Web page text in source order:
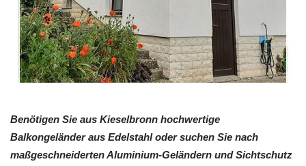
Benötigen Sie aus Kieselbronn hochwertige
Balkongeländer aus Edelstahl oder suchen Sie nach
maßgeschneiderten Aluminium-Geländern und Sichtschutz